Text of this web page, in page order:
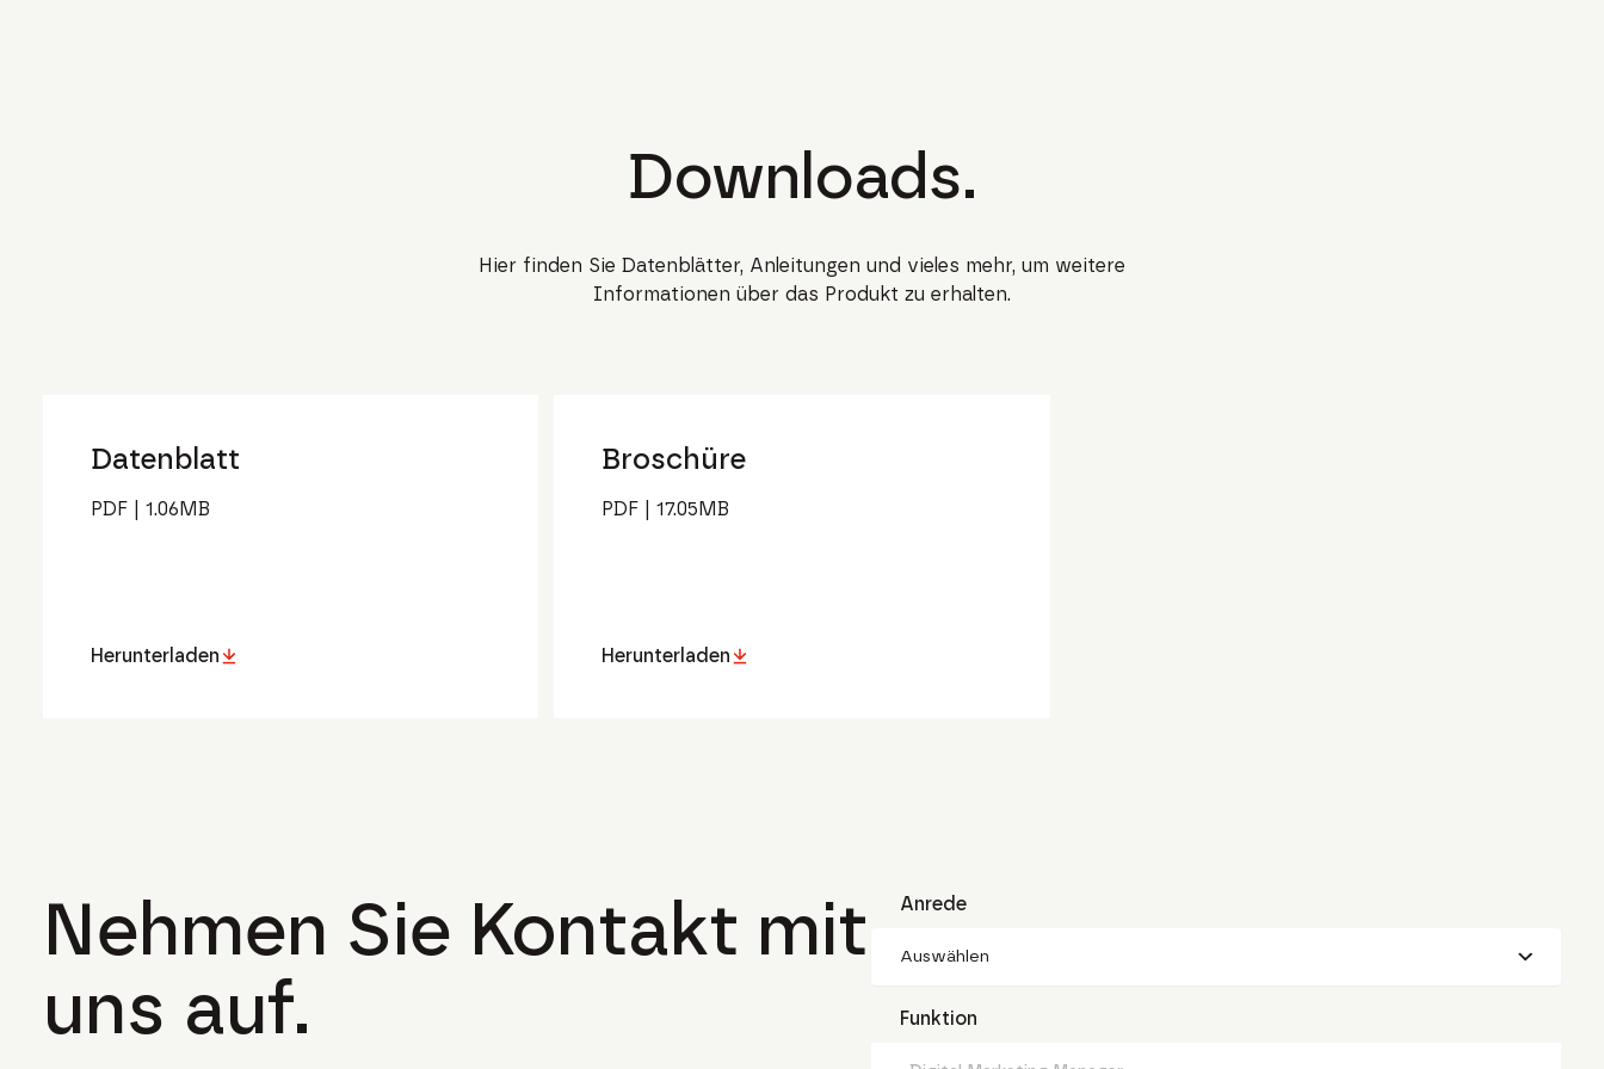
Downloads.
Hier finden Sie Datenblätter, Anleitungen und vieles mehr, um weitere
Informationen über das Produkt zu erhalten.
Datenblatt
PDF 1.06MB
Herunterladen
Broschüre
PDF |17.05MB
Herunterladen
Nehmen Sie Kontakt mit
uns auf.
Anrede
Auswählen
Funktion